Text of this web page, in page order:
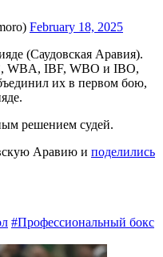
February 18, 2025
(Саудовская Аравия).
WBA, IBF, WBO и IBO,
их в первом бою,
решением судей.
Аравию и поделились
#Профессиональный бокс